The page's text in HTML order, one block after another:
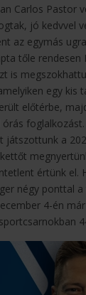
Carlos Pastor
jó kedvvel
az egymás
tőle rendesen
is
egy kis
előtérbe,
foglalkozást.
játszottunk a
értünk el.
négy ponttal
4-én